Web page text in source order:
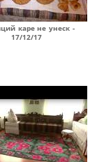
каре не унеск -
17/12/17